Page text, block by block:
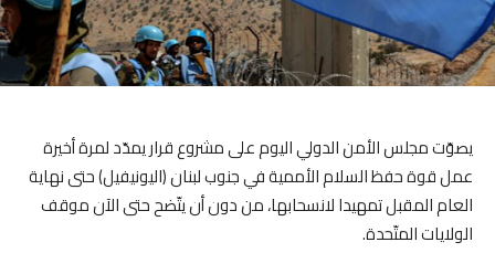
يصوّت مجلس الأمن الدولي اليوم على مشروع قرار يمدّد لمرة أخيرة
عمل قوة حفظ السلام الأممية في جنوب لبنان (اليونيفيل) حتى نهاية
العام المقبل تمهيدا لانسحابها، من دون أن يتّضح حتى الآن موقف
الولايات المتّحدة.